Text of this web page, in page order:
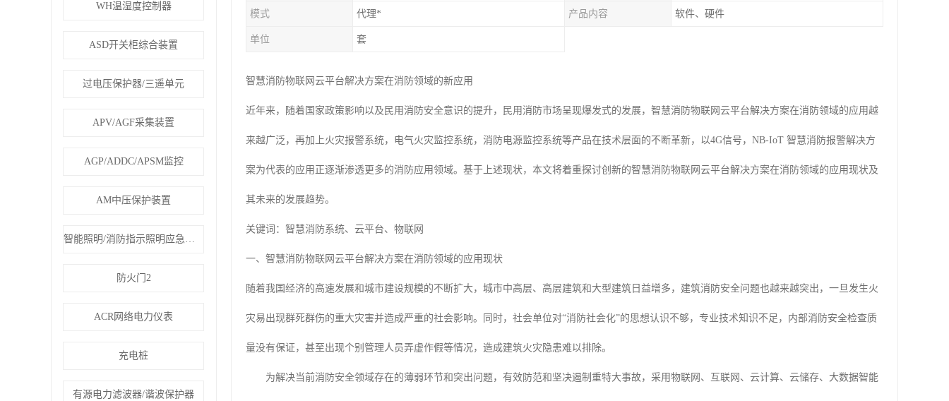
WH温湿度控制器
ASD开关柜综合装置
过电压保护器/三遥单元
APV/AGF采集装置
AGP/ADDC/APSM监控
AM中压保护装置
智能照明/消防指示照明应急疏散
防火门2
ACR网络电力仪表
充电桩
有源电力滤波器/谐波保护器
模式 代理* 产品内容 软件、硬件
单位 套
智慧消防物联网云平台解决方案在消防领域的新应用
近年来，随着国家政策影响以及民用消防安全意识的提升，民用消防市场呈现爆发式的发展，智慧消防物联网云平台解决方案在消防领域的应用越
来越广泛，再加上火灾报警系统，电气火灾监控系统，消防电源监控系统等产品在技术层面的不断革新，以4G信号，NB-IoT 智慧消防报警解决方
案为代表的应用正逐渐渗透更多的消防应用领域。基于上述现状，本文将着重探讨创新的智慧消防物联网云平台解决方案在消防领域的应用现状及
其未来的发展趋势。
关键词：智慧消防系统、云平台、物联网
一、智慧消防物联网云平台解决方案在消防领域的应用现状
随着我国经济的高速发展和城市建设规模的不断扩大，城市中高层、高层建筑和大型建筑日益增多，建筑消防安全问题也越来越突出，一旦发生火
灾易出现群死群伤的重大灾害并造成严重的社会影响。同时，社会单位对“消防社会化”的思想认识不够，专业技术知识不足，内部消防安全检查质
量没有保证，甚至出现个别管理人员弄虚作假等情况，造成建筑火灾隐患难以排除。
为解决当前消防安全领域存在的薄弱环节和突出问题，有效防范和坚决遏制重特大事故，采用物联网、互联网、云计算、云储存、大数据智能